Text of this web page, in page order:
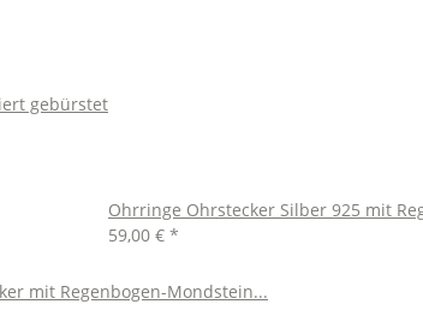
gebürstet
Ohrringe Ohrstecker Silber 925 mit
59,00 € *